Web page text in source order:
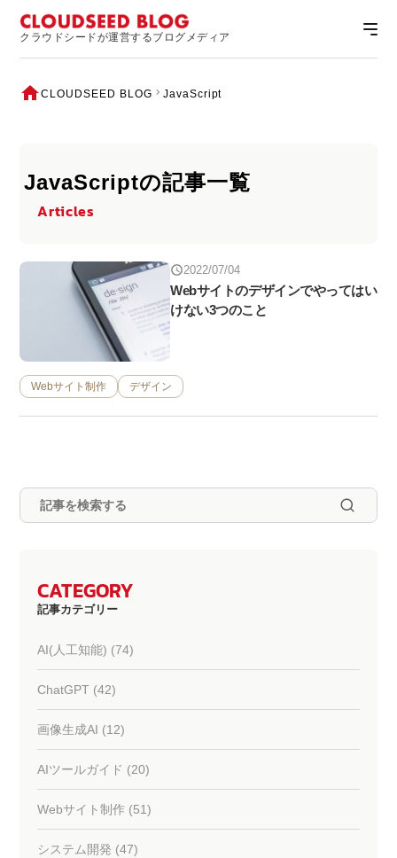
クラウドシードが運営するブログメディア
CLOUDSEED BLOG JavaScript
JavaScriptの記事一覧
Articles
2022/07/04
Webサイトのデザインでやってはい
けない3つのこと
Webサイト制作 デザイン
CATEGORY
記事カテゴリー
AI(人工知能) (74)
ChatGPT (42)
画像生成AI (12)
AIツールガイド (20)
Webサイト制作 (51)
システム開発 (47)